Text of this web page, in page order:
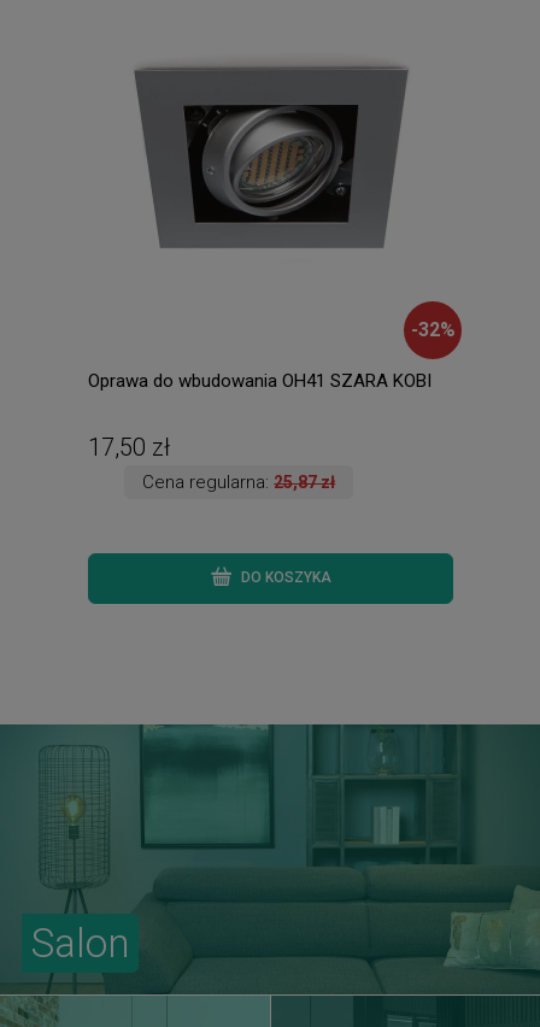
-32%
Oprawa do wbudowania OH41 SZARA KOBI
17,50 zł
Cena regularna:25,87 zł
DO KOSZYKA
Salon